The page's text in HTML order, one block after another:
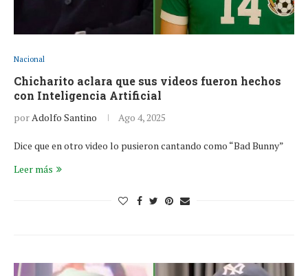
Nacional
Chicharito aclara que sus videos fueron hechos
con Inteligencia Artificial
porAdolfo Santino Ago 4, 2025
Dice que en otro video lo pusieron cantando como “Bad Bunny”
Leer más